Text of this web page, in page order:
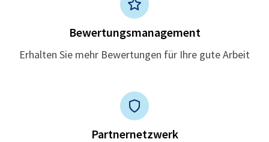
Bewertungsmanagement
Erhalten Sie mehr Bewertungen für Ihre gute Arbeit
Partnernetzwerk